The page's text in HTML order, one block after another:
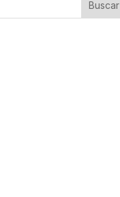
Buscar